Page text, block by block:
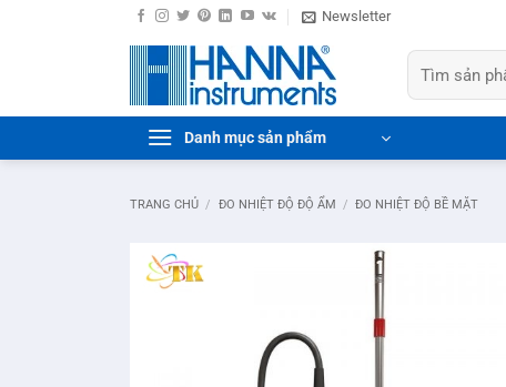
Newsletter
Tìm
kiếm:
Danh mục sản phẩm
TRANG CHỦ / ĐO NHIỆT ĐỘ ĐỘ ẨM / ĐO NHIỆT ĐỘ BỀ MẶT